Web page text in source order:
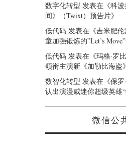
数字化转型 发表在《科
间》（Twixt）预告片》
低代码 发表在《吉米肥
童加强锻炼的”Let’s
低代码 发表在《玛格·罗
领衔主演新《加勒比海盗
数智化转型 发表在《保罗
认出演漫威迷你超级英雄
微信公